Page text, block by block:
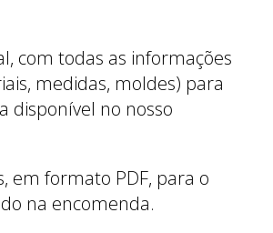
com todas as informações
medidas, moldes) para
disponível no nosso
em formato PDF, para o
na encomenda.